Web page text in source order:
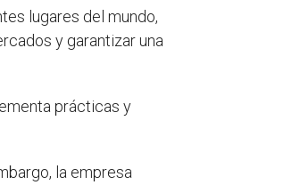
lugares del mundo,
y garantizar una
prácticas y
la empresa